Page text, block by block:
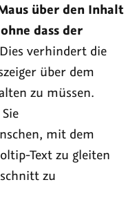
über den Inhalt
dass der
Dies verhindert die
über dem
zu müssen.
mit dem
-Text zu gleiten
zu